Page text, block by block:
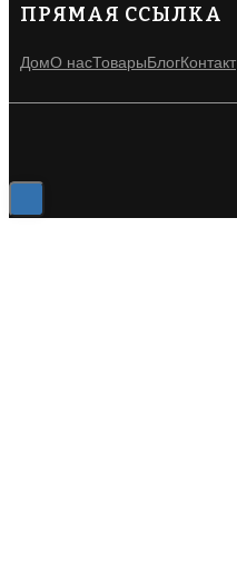
ПРЯМАЯ ССЫЛКА
ДомО насТоварыБлогКонтакт